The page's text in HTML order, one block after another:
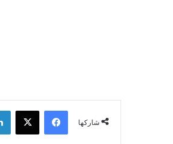
شاركها
فيسبوك